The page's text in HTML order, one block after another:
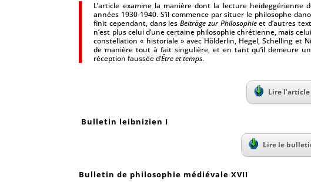
L’article examine la manière dont la lecture heideggérienne
années 1930-1940. S’il commence par situer le philosophe
finit cependant, dans lesBeiträge zur Philosophieet d’autres
n’est plus celui d’une certaine philosophie chrétienne, mais
constellation « historiale » avec Hölderlin, Hegel, Schelling et
de manière tout à fait singulière, et en tant qu’il demeure
réception faussée d’Être et temps.
Lire l’article
Bulletin leibnizien I
Lire le
Bulletin de philosophie médiévale XVII